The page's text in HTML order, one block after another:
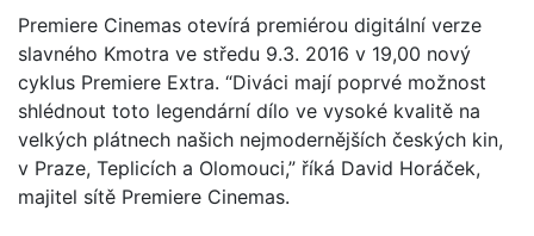
Premiere Cinemas otevírá premiérou digitální verze
slavného Kmotra ve středu 9.3. 2016 v 19,00 nový
cyklus Premiere Extra. “Diváci mají poprvé možnost
shlédnout toto legendární dílo ve vysoké kvalitě na
velkých plátnech našich nejmodernějších českých kin,
v Praze, Teplicích a Olomouci,” říká David Horáček,
majitel sítě Premiere Cinemas.